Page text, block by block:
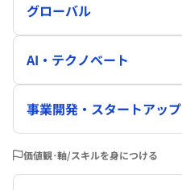
グローバル
AI・テクノベート
事業開発・スタートアップ
価値観･軸/スキルを身につける